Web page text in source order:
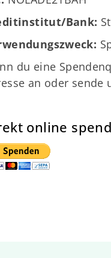
Bank:
du eine
an oder sende
online